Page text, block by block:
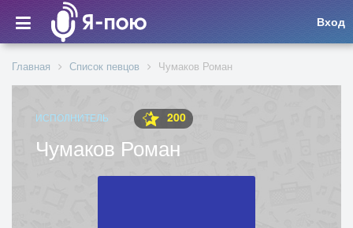
Вход
Главная Список певцов Чумаков Роман
ИСПОЛНИТЕЛЬ 200
Чумаков Роман